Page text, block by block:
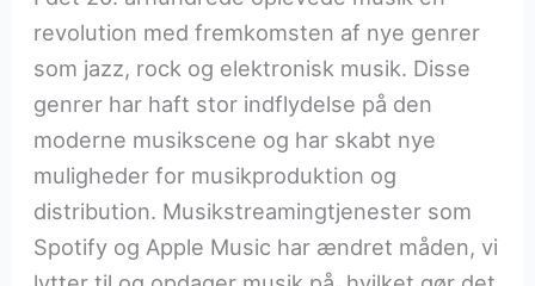
revolution med fremkomsten af nye genrer
som jazz, rock og elektronisk musik. Disse
genrer har haft stor indflydelse på den
moderne musikscene og har skabt nye
muligheder for musikproduktion og
distribution. Musikstreamingtjenester som
Spotify og Apple Music har ændret måden, vi